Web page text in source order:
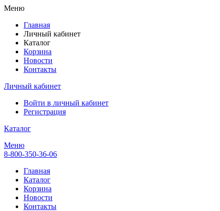
Меню
Главная
Личный кабинет
Каталог
Корзина
Новости
Контакты
Личный кабинет
Войти в личный кабинет
Регистрация
Каталог
Меню
8-800-350-36-06
Главная
Каталог
Корзина
Новости
Контакты